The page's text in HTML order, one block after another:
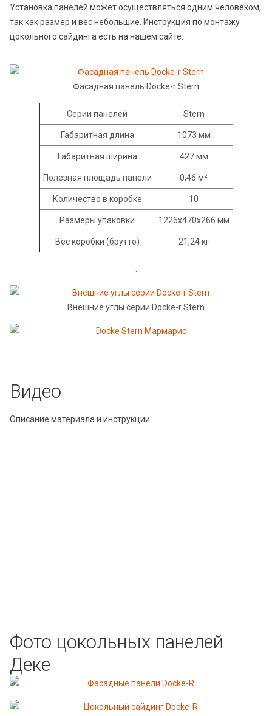
Установка панелей может осуществляться одним человеком,
так как размер и вес небольшие. Инструкция по монтажу
цокольного сайдинга есть на нашем сайте.
Фасадная панель Docke-r Stern
Серии панелей Stern
Габаритная длина 1073 мм
Габаритная ширина 427 мм
Полезная площадь панели 0,46 м²
Количество в коробке 10
Размеры упаковки 1226х470х266 мм
Вес коробки (брутто) 21,24 кг
.
Внешние углы серии Docke-r Stern
Видео
Описание материала и инструкции
Фото цокольных панелей
Деке